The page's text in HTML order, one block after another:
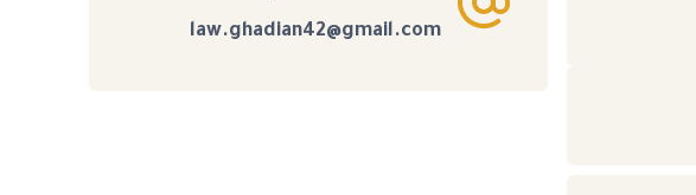
law.ghadian42@gmail.com